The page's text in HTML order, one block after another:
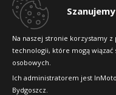
Na naszej stronie korzystamy
technologii, które mogą
osobowych.
Ich administratorem jest
Bydgoszcz.
Dlaczego
Raty
FAQ